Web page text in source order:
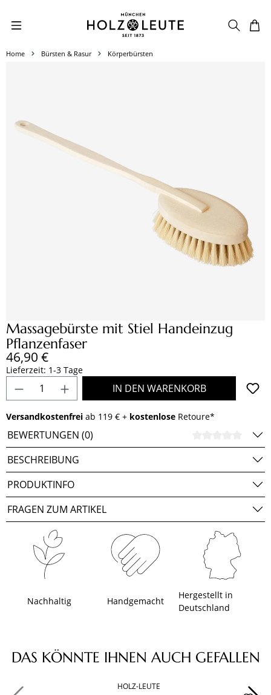
Zum Hauptinhalt springen
Home Bürsten & Rasur Körperbürsten
Massagebürste mit Stiel Handeinzug
Pflanzenfaser
Regulärer Preis:
46,90 €
Lieferzeit: 1-3 Tage
Produkt Anzahl: Gib den gewünschten
IN DEN WARENKORB
Versandkostenfrei ab 119 € + kostenlose Retoure*
BEWERTUNGEN (0)
BESCHREIBUNG
PRODUKTINFO
FRAGEN ZUM ARTIKEL
Nachhaltig Handgemacht
Hergestellt in
Deutschland
Produktgalerie überspringen
DAS KÖNNTE IHNEN AUCH GEFALLEN
HOLZ-LEUTE